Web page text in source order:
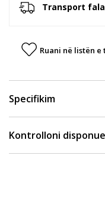
Transport
Ruani në listën
Specifikim
Kontrolloni